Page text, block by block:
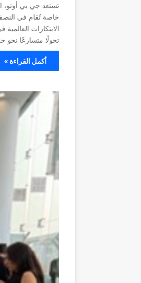
خاصة تُقام في
تحولًا متسارعًا نحو
أكمل القراءة »